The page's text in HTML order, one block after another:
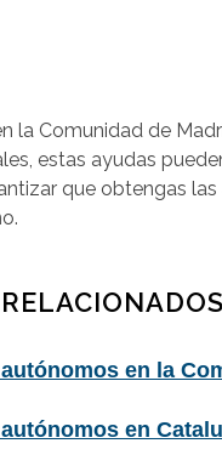
la Comunidad de
estas ayudas
que obtengas
en la
en